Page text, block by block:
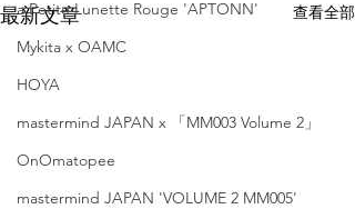
a Petite Lunette Rouge 'APTONN'
Mykita x OAMC
HOYA
mastermind JAPAN x 「MM003 Volume 2」
OnOmatopee
mastermind JAPAN 'VOLUME 2 MM005'
最新文章 查看全部